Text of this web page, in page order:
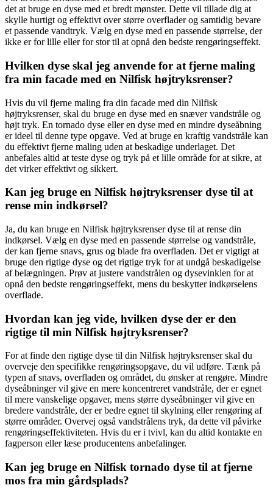
det at bruge en dyse med et bredt mønster. Dette vil tillade dig at
skylle hurtigt og effektivt over større overflader og samtidig bevare
et passende vandtryk. Vælg en dyse med en passende størrelse, der
ikke er for lille eller for stor til at opnå den bedste rengøringseffekt.
Hvilken dyse skal jeg anvende for at fjerne maling
fra min facade med en Nilfisk højtryksrenser?
Hvis du vil fjerne maling fra din facade med din Nilfisk
højtryksrenser, skal du bruge en dyse med en snæver vandstråle og
højt tryk. En tornado dyse eller en dyse med en mindre dyseåbning
er ideel til denne type opgave. Ved at bruge en kraftig vandstråle kan
du effektivt fjerne maling uden at beskadige underlaget. Det
anbefales altid at teste dyse og tryk på et lille område for at sikre, at
det virker effektivt og sikkert.
Kan jeg bruge en Nilfisk højtryksrenser dyse til at
rense min indkørsel?
Ja, du kan bruge en Nilfisk højtryksrenser dyse til at rense din
indkørsel. Vælg en dyse med en passende størrelse og vandstråle,
der kan fjerne snavs, grus og blade fra overfladen. Det er vigtigt at
bruge den rigtige dyse og det rigtige tryk for at undgå beskadigelse
af belægningen. Prøv at justere vandstrålen og dysevinklen for at
opnå den bedste rengøringseffekt, mens du beskytter indkørselens
overflade.
Hvordan kan jeg vide, hvilken dyse der er den
rigtige til min Nilfisk højtryksrenser?
For at finde den rigtige dyse til din Nilfisk højtryksrenser skal du
overveje den specifikke rengøringsopgave, du vil udføre. Tænk på
typen af snavs, overfladen og området, du ønsker at rengøre. Mindre
dyseåbninger vil give en mere koncentreret vandstråle, der er egnet
til mere vanskelige opgaver, mens større dyseåbninger vil give en
bredere vandstråle, der er bedre egnet til skylning eller rengøring af
større områder. Overvej også vandstrålens tryk, da dette vil påvirke
rengøringseffektiviteten. Hvis du er i tvivl, kan du altid kontakte en
fagperson eller læse producentens anbefalinger.
Kan jeg bruge en Nilfisk tornado dyse til at fjerne
mos fra min gårdsplads?